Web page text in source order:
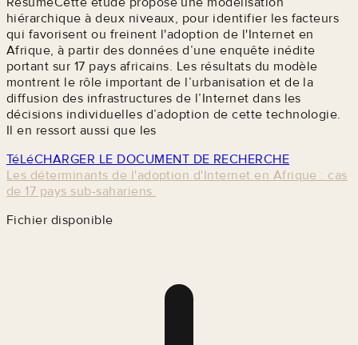
hiérarchique à deux niveaux, pour identifier les facteurs
qui favorisent ou freinent l'adoption de l'Internet en
Afrique, à partir des données d’une enquête inédite
portant sur 17 pays africains. Les résultats du modèle
montrent le rôle important de l’urbanisation et de la
diffusion des infrastructures de l’Internet dans les
décisions individuelles d’adoption de cette technologie.
Il en ressort aussi que les
TéLéCHARGER LE DOCUMENT DE RECHERCHE
Les déterminants de l'adoption d'Internet en Afrique : cas
de 17 pays sub-sahariens.
Fichier disponible